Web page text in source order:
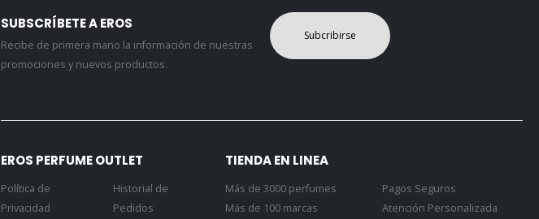
SUBSCRÍBETE A EROS
Recibe de primera mano la información de nuestras
promociones y nuevos productos.
Subcribirse
EROS PERFUME OUTLET
Política de
Privacidad
Historial de
Pedidos
TIENDA EN LINEA
Más de 3000 perfumes
Más de 100 marcas
Pagos Seguros
Atención Personalizada